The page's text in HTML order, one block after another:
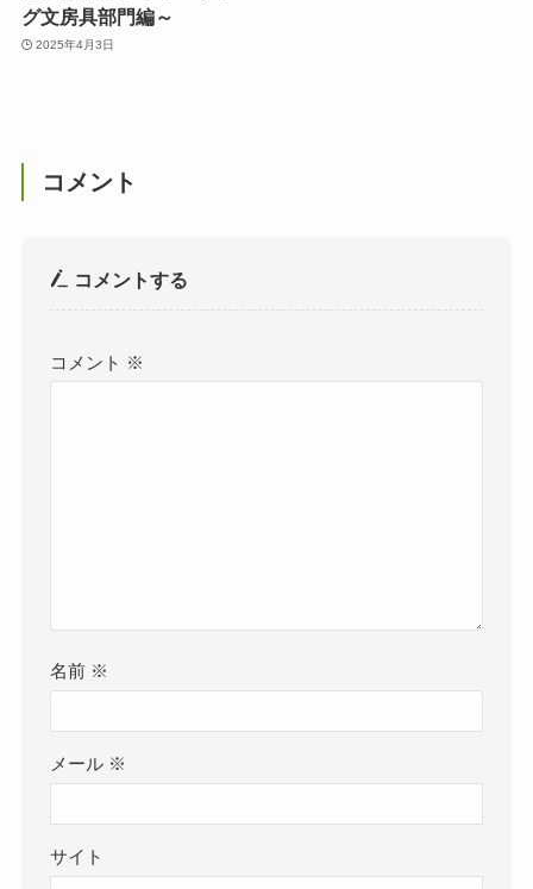
グ文房具部門編～
2025年4月3日
コメント
コメントする
コメント ※
名前 ※
メール ※
サイト